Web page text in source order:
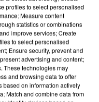
Voir plus
profiles to select personalised
Measure content
statistics or combinations
improve services; Create
to select personalised
Ensure security, prevent and
advertising and content;
These technologies may
and browsing data to offer
based on information actively
Match and combine data from